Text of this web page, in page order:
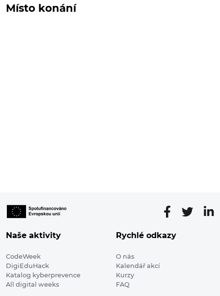
Místo konání
Naše aktivity
CodeWeek
DigiEduHack
Katalog kyberprevence
All digital weeks
Rychlé odkazy
O nás
Kalendář akcí
Kurzy
FAQ